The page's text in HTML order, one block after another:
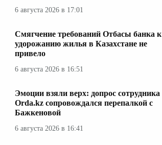
6 августа 2026 в 17:01
Смягчение требований Отбасы банка к
удорожанию жилья в Казахстане не
привело
6 августа 2026 в 16:51
Эмоции взяли верх: допрос сотрудника
Orda.kz сопровождался перепалкой с
Бажкеновой
6 августа 2026 в 16:41